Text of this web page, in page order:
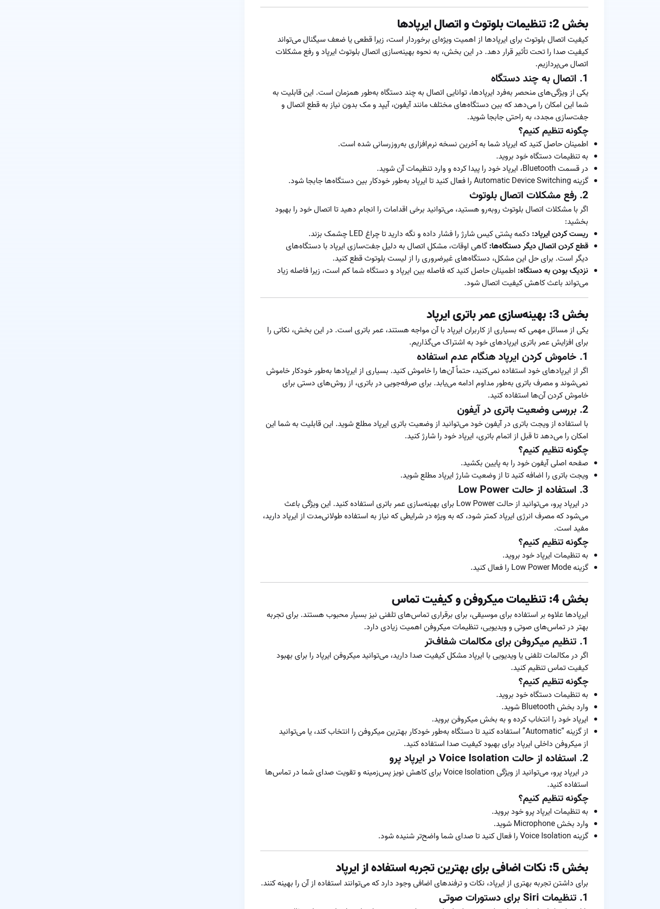
استفاده از ایرپاد در
ورزش
روش اپدیت کردن
ایرپاد اپل
ساختار صوتی ایرپاد
سوالات متداول در
طول عمر باتری
ایرپاد
عمر باتری ایرپادها
چقدر است
پرو
قطعی ایرپاد
مشاهده درصد باتری
ایرپاد به وسیله
آیفون
معرفی و مقایسه
ایرپاد
مفقود شدن ایرپاد
مقایسه ایرپاد ۳ و
پرو
مقایسه ایرپاد با
ایرپاد لایت
مقایسه ایرپاد پرو ۲
با ایرپاد پرو
مقایسه ایرپاد پرو با
نحوه اتصال همزمان
دو ایرپاد
نحوه شناسایی و حل
ضعیف در یکی از
گوشی‌های ایرپاد
نحوه ی اتصال ایرپاد
نکات پنهان ایرپادها
نکات و ترفندهای
کاربردی ایرپاد
نکاتی درباره ی تمیز
کردن ایرپاد
کاهش برد مفید
بخش 2: تنظیمات بلوتوث و اتصال ایرپادها
کیفیت اتصال بلوتوث برای ایرپادها از اهمیت ویژه‌ای برخوردار است، زیرا قطعی یا ضعف سیگنال می‌تواند
کیفیت صدا را تحت تأثیر قرار دهد. در این بخش، به نحوه بهینه‌سازی اتصال بلوتوث ایرپاد و رفع مشکلات
اتصال می‌پردازیم.
1. اتصال به چند دستگاه
یکی از ویژگی‌های منحصر به‌فرد ایرپادها، توانایی اتصال به چند دستگاه به‌طور همزمان است. این قابلیت به
شما این امکان را می‌دهد که بین دستگاه‌های مختلف مانند آیفون، آیپد و مک بدون نیاز به قطع اتصال و
جفت‌سازی مجدد، به راحتی جابجا شوید.
چگونه تنظیم کنیم؟
اطمینان حاصل کنید که ایرپاد شما به آخرین نسخه نرم‌افزاری به‌روزرسانی شده است.
به تنظیمات دستگاه خود بروید.
در قسمت Bluetooth، ایرپاد خود را پیدا کرده و وارد تنظیمات آن شوید.
گزینه Automatic Device Switching را فعال کنید تا ایرپاد به‌طور خودکار بین دستگاه‌ها جابجا شود.
2. رفع مشکلات اتصال بلوتوث
اگر با مشکلات اتصال بلوتوث روبه‌رو هستید، می‌توانید برخی اقدامات را انجام دهید تا اتصال خود را بهبود
بخشید:
ریست کردن ایرپاد: دکمه پشتی کیس شارژ را فشار داده و نگه دارید تا چراغ LED چشمک بزند.
قطع کردن اتصال دیگر دستگاه‌ها:گاهی اوقات، مشکل اتصال به دلیل جفت‌سازی ایرپاد با دستگاه‌های
دیگر است. برای حل این مشکل، دستگاه‌های غیرضروری را از لیست بلوتوث قطع کنید.
نزدیک بودن به دستگاه: اطمینان حاصل کنید که فاصله بین ایرپاد و دستگاه شما کم است، زیرا فاصله زیاد
می‌تواند باعث کاهش کیفیت اتصال شود.
بخش 3: بهینه‌سازی عمر باتری ایرپاد
یکی از مسائل مهمی که بسیاری از کاربران ایرپاد با آن مواجه هستند، عمر باتری است. در این بخش، نکاتی را
برای افزایش عمر باتری ایرپادهای خود به اشتراک می‌گذاریم.
1. خاموش کردن ایرپاد هنگام عدم استفاده
اگر از ایرپادهای خود استفاده نمی‌کنید، حتماً آن‌ها را خاموش کنید. بسیاری از ایرپادها به‌طور خودکار خاموش
نمی‌شوند و مصرف باتری به‌طور مداوم ادامه می‌یابد. برای صرفه‌جویی در باتری، از روش‌های دستی برای
خاموش کردن آن‌ها استفاده کنید.
2. بررسی وضعیت باتری در آیفون
با استفاده از ویجت باتری در آیفون خود می‌توانید از وضعیت باتری ایرپاد مطلع شوید. این قابلیت به شما این
امکان را می‌دهد تا قبل از اتمام باتری، ایرپاد خود را شارژ کنید.
چگونه تنظیم کنیم؟
صفحه اصلی آیفون خود را به پایین بکشید.
ویجت باتری را اضافه کنید تا از وضعیت شارژ ایرپاد مطلع شوید.
3. استفاده از حالت Low Power
در ایرپاد پرو، می‌توانید از حالت Low Power برای بهینه‌سازی عمر باتری استفاده کنید. این ویژگی باعث
می‌شود که مصرف انرژی ایرپاد کمتر شود، که به ویژه در شرایطی که نیاز به استفاده طولانی‌مدت از ایرپاد دارید،
مفید است.
چگونه تنظیم کنیم؟
به تنظیمات ایرپاد خود بروید.
گزینه Low Power Mode را فعال کنید.
بخش 4: تنظیمات میکروفن و کیفیت تماس
ایرپادها علاوه بر استفاده برای موسیقی، برای برقراری تماس‌های تلفنی نیز بسیار محبوب هستند. برای تجربه
بهتر در تماس‌های صوتی و ویدیویی، تنظیمات میکروفن اهمیت زیادی دارد.
1. تنظیم میکروفن برای مکالمات شفاف‌تر
اگر در مکالمات تلفنی یا ویدیویی با ایرپاد مشکل کیفیت صدا دارید، می‌توانید میکروفن ایرپاد را برای بهبود
کیفیت تماس تنظیم کنید.
چگونه تنظیم کنیم؟
به تنظیمات دستگاه خود بروید.
وارد بخش Bluetooth شوید.
ایرپاد خود را انتخاب کرده و به بخش میکروفن بروید.
از گزینه “Automatic” استفاده کنید تا دستگاه به‌طور خودکار بهترین میکروفن را انتخاب کند، یا می‌توانید
از میکروفن داخلی ایرپاد برای بهبود کیفیت صدا استفاده کنید.
2. استفاده از حالت Voice Isolation در ایرپاد پرو
در ایرپاد پرو، می‌توانید از ویژگی Voice Isolation برای کاهش نویز پس‌زمینه و تقویت صدای شما در تماس‌ها
استفاده کنید.
چگونه تنظیم کنیم؟
به تنظیمات ایرپاد پرو خود بروید.
وارد بخش Microphone شوید.
گزینه Voice Isolation را فعال کنید تا صدای شما واضح‌تر شنیده شود.
بخش 5: نکات اضافی برای بهترین تجربه استفاده از ایرپاد
برای داشتن تجربه بهتری از ایرپاد، نکات و ترفندهای اضافی وجود دارد که می‌توانند استفاده از آن را بهینه کنند.
1. تنظیمات Siri برای دستورات صوتی